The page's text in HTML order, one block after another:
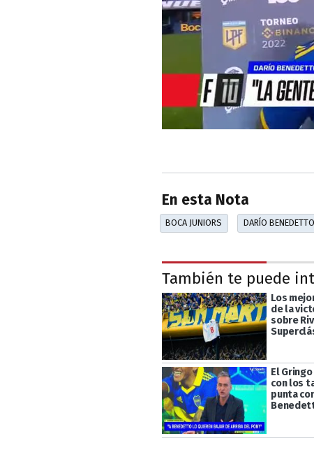
En esta Nota
BOCA JUNIORS DARÍO BENEDETTO
También te puede
Los
de la
sobre
El
con los
punta